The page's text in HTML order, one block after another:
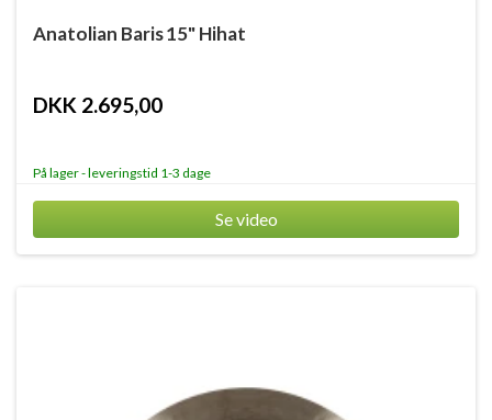
Anatolian Baris 15" Hihat
DKK 2.695,00
På lager - leveringstid 1-3 dage
Se video